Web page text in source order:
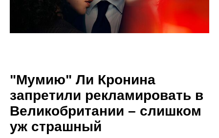
"Мумию" Ли Кронина
запретили рекламировать в
Великобритании – слишком
уж страшный